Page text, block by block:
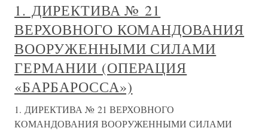
1. ДИРЕКТИВА № 21
ВЕРХОВНОГО КОМАНДОВАНИЯ
ВООРУЖЕННЫМИ СИЛАМИ
ГЕРМАНИИ (ОПЕРАЦИЯ
«БАРБАРОССА»)
1. ДИРЕКТИВА № 21 ВЕРХОВНОГО
КОМАНДОВАНИЯ ВООРУЖЕННЫМИ СИЛАМИ